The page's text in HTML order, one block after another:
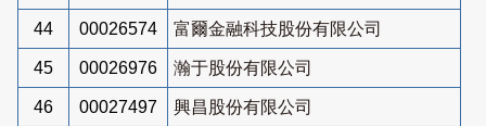
44 00026574 富爾金融科技股份有限公司
45 00026976 瀚于股份有限公司
46 00027497 興昌股份有限公司